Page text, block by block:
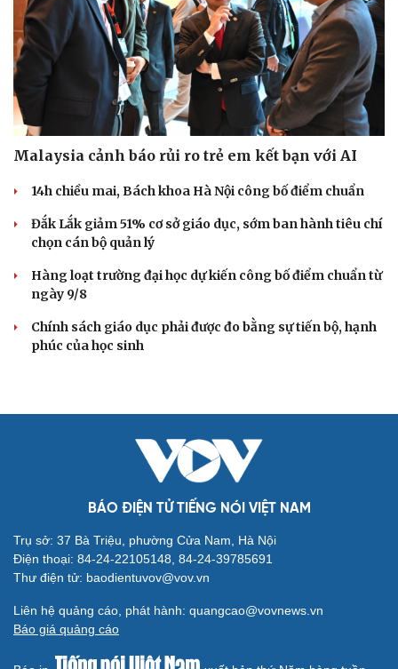
Malaysia cảnh báo rủi ro trẻ em kết bạn với AI
14h chiều mai, Bách khoa Hà Nội công bố điểm chuẩn
Đắk Lắk giảm 51% cơ sở giáo dục, sớm ban hành tiêu chí
chọn cán bộ quản lý
Hàng loạt trường đại học dự kiến công bố điểm chuẩn từ
ngày 9/8
Chính sách giáo dục phải được đo bằng sự tiến bộ, hạnh
phúc của học sinh
BÁO ĐIỆN TỬ TIẾNG NÓI VIỆT NAM
Trụ sở: 37 Bà Triệu, phường Cửa Nam, Hà Nội
Điện thoại: 84-24-22105148, 84-24-39785691
Thư điện tử: baodientuvov@vov.vn
Liên hệ quảng cáo, phát hành: quangcao@vovnews.vn
Báo giá quảng cáo